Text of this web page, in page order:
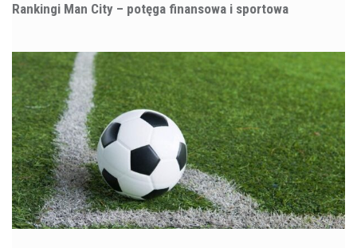
Rankingi Man City – potęga finansowa i sportowa